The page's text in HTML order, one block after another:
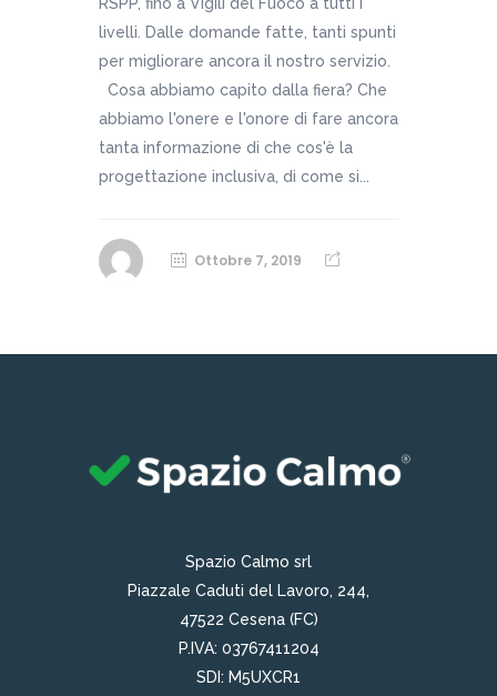
livelli. Dalle domande fatte, tanti spunti
per migliorare ancora il nostro servizio.
Cosa abbiamo capito dalla fiera? Che
abbiamo l'onere e l'onore di fare ancora
tanta informazione di che cos'è la
progettazione inclusiva, di come si...
Ottobre 7, 2019
Spazio Calmo srl
Piazzale Caduti del Lavoro, 244,
47522 Cesena (FC)
P.IVA: 03767411204
SDI: M5UXCR1